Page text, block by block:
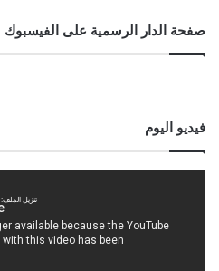
صفحة الدار الرسمية على الفيسبوك
فيديو اليوم
تنزيل الملف: https://www.youtube.com/watch?v=FJdj7tk_7jI&_=1